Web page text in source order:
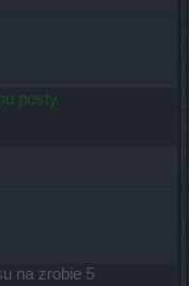
posty.
na zrobie 5